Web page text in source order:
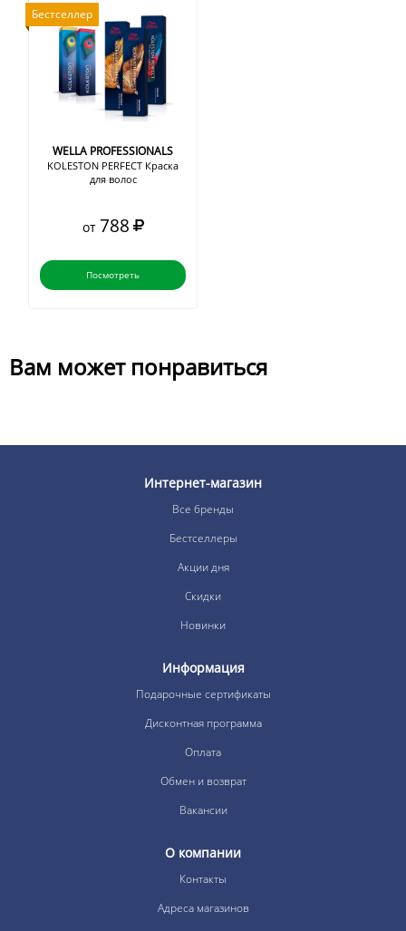
Бестселлер
WELLA PROFESSIONALS
KOLESTON PERFECT Краска
для волос
от 788
Посмотреть
Вам может понравиться
Интернет-магазин
Все бренды
Бестселлеры
Акции дня
Скидки
Новинки
Информация
Подарочные сертификаты
Дисконтная программа
Оплата
Обмен и возврат
Вакансии
О компании
Контакты
Адреса магазинов